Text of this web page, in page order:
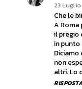
23 Luglio
Che le
A Roma
il pregio
in
Diciamo
non
altri. Lo